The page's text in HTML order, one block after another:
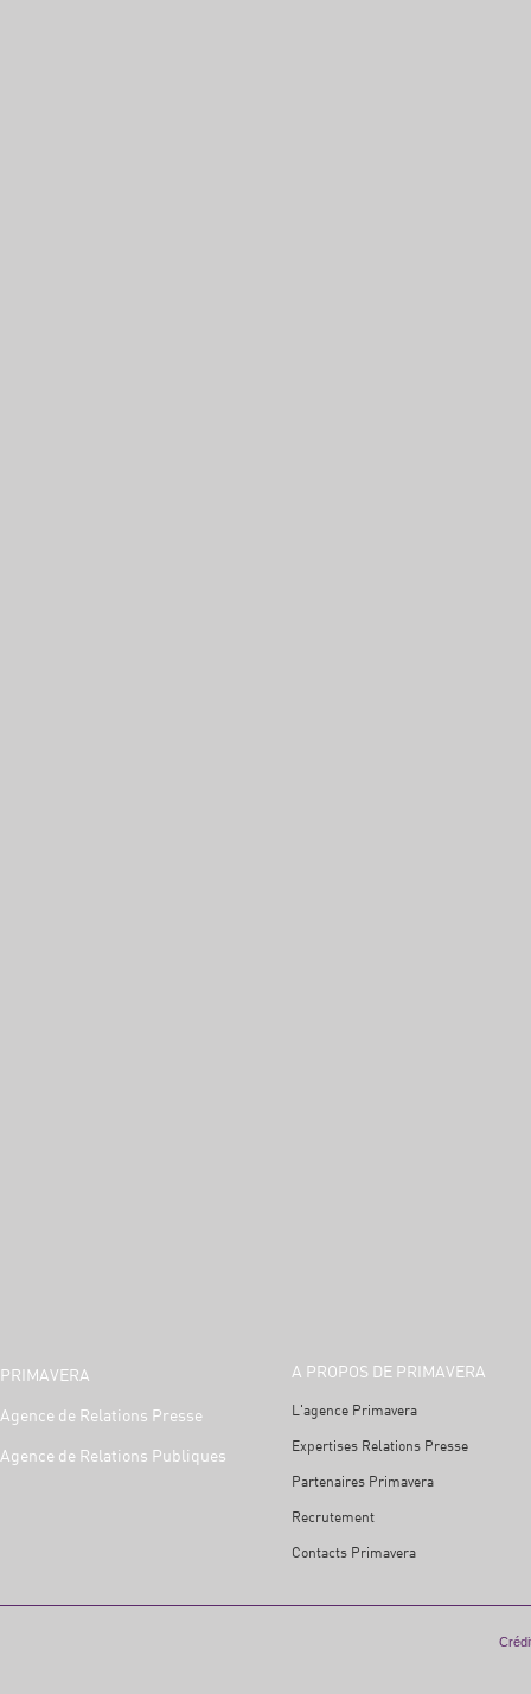
PRIMAVERA
Agence de Relations Presse
Agence de Relations Publiques
A PROPOS DE PRIMAVERA
L'agence Primavera
Expertises Relations Presse
Partenaires Primavera
Recrutement
Contacts Primavera